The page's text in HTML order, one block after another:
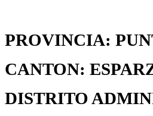
PROVINCIA:
CANTON:
DISTRITO